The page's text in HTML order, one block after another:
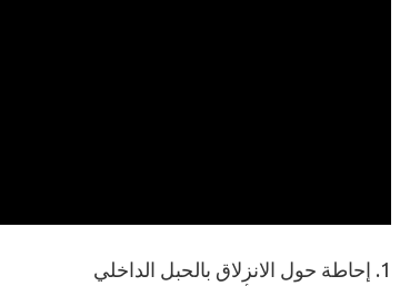
1. إحاطة حول الانزلاق بالحبل الداخلي